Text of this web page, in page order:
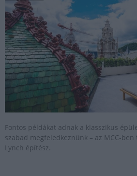
Fontos példákat adnak a klasszikus
szabad megfeledkeznünk – az MCC-
Lynch építész.